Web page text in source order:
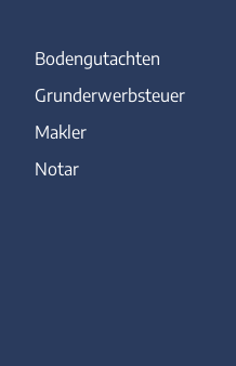
Bodengutachten
Grunderwerbsteuer
Makler
Notar